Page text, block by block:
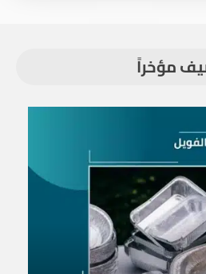
مؤخراً